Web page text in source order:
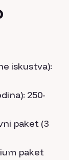
iskustva):
250-
paket (3
paket